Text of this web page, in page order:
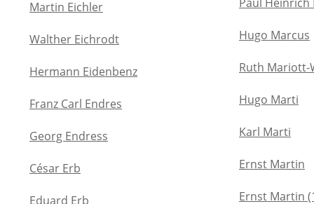
Martin Eichler
Walther Eichrodt
Hermann Eidenbenz
Franz Carl Endres
Georg Endress
César Erb
Eduard Erb
Hugo Marcus
Ruth Mariott-
Hugo Marti
Karl Marti
Ernst Martin
Ernst Martin